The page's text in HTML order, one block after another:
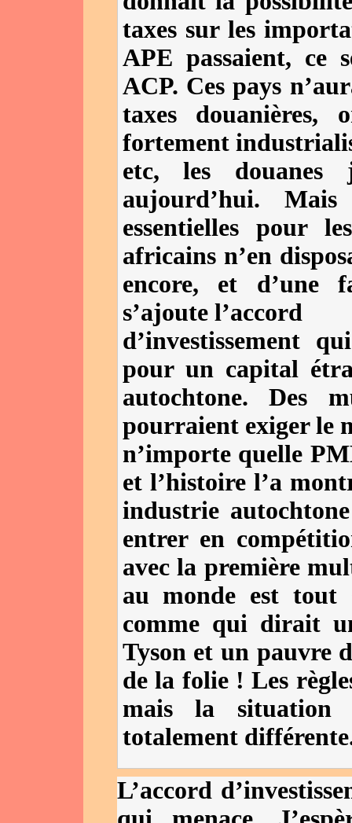
taxes sur les
APE passaient, ce
ACP. Ces pays
taxes douanières,
fortement
etc, les douanes
aujourd’hui.
essentielles pour
africains n’en
encore, et d’une
s’ajoute l’accord
d’investissement
pour un capital
autochtone. Des
pourraient exiger le
n’importe quelle
et l’histoire l’a
industrie
entrer en
avec la première
au monde est tout
comme qui dirait
Tyson et un pauvre
de la folie ! Les
mais la situation
totalement
L’accord